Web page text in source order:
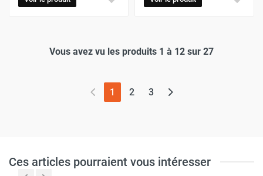
Vous avez vu les produits 1 à 12 sur 27
1 (page actuelle)
2 3
Ces articles pourraient vous intéresser